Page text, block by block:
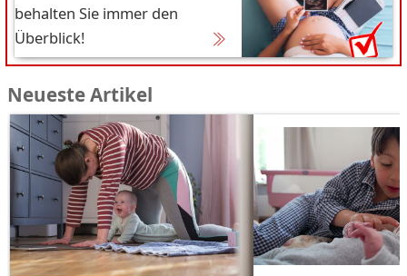
behalten Sie immer den
Überblick!
Neueste Artikel